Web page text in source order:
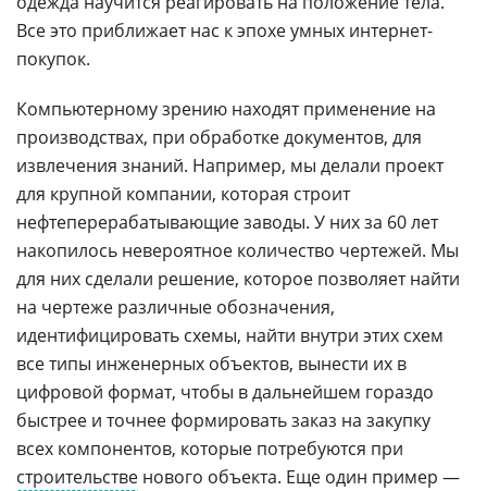
Все это приближает нас к эпохе умных интернет-
покупок.
Компьютерному зрению находят применение на
производствах, при обработке документов, для
извлечения знаний. Например, мы делали проект
для крупной компании, которая строит
нефтеперерабатывающие заводы. У них за 60 лет
накопилось невероятное количество чертежей. Мы
для них сделали решение, которое позволяет найти
на чертеже различные обозначения,
идентифицировать схемы, найти внутри этих схем
все типы инженерных объектов, вынести их в
цифровой формат, чтобы в дальнейшем гораздо
быстрее и точнее формировать заказ на закупку
всех компонентов, которые потребуются при
строительстве нового объекта. Еще один пример —